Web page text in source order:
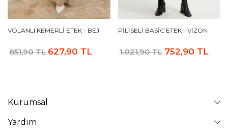
VOLANLI KEMERLI ETEK - BEJ
851,90 TL 627,90 TL
PILISELI BASIC ETEK - VIZON
1.021,90 TL 752,90 TL
Kurumsal
Yardım